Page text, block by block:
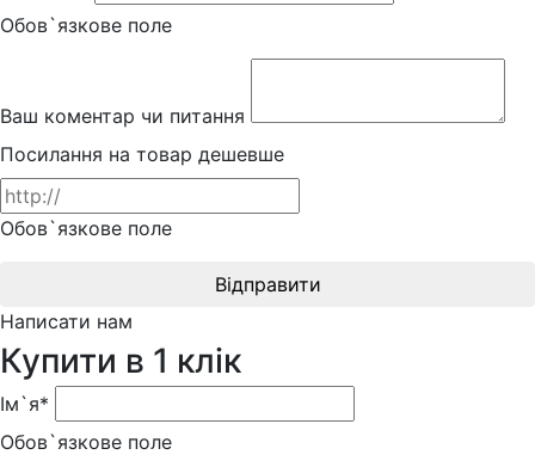
Обов`язкове поле
Ваш коментар чи питання
Посилання на товар дешевше
Обов`язкове поле
Відправити
Написати нам
Купити в 1 клік
Ім`я*
Обов`язкове поле